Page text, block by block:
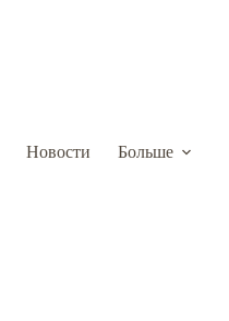
Новости Больше